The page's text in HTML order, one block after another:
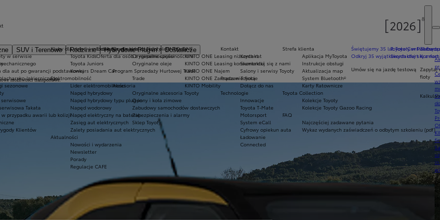
SUV i Terenowe Rodzinne Hybrydowe Plug-in
Dostawcze
Ekobonus dla hybryd Toyoty
Oferta dla osób z niepełnosprawnościami
Świętujemy 35 lat Toyoty w Polsce
Odkryj 35 wyjątkowych ofert
Umów się na jazdę testową
Kluby dla dzieci i młodzieży
Toyota Kids
Toyota Juniors
Konkurs Dream Car
Elektromobilność
Lider elektromobilności
Napęd hybrydowy
Napęd hybrydowy typu plug-in
Napęd wodorowy
Napęd elektryczny na baterię
Zasięg aut elektrycznych
Zalety posiadania aut elektrycznych
Aktualności
Nowości i wydarzenia
Newsletter
Porady
Regulacje CAFE
Kontakt
Kontakt
Skontaktuj się z nami
Salony i serwisy Toyoty
Praca w Toyocie
Dołącz do nas
Technologie
Innowacje
Toyota T-Mate
Motorsport
System eCall
Cyfrowy opiekun auta
Ładowanie
Connected
Toyota Central
Skontaktuj się z
KINTO ONE
KINTO ONE Leasing niższych rat
KINTO ONE Leasing konsumencki
KINTO ONE Najem
KINTO ONE Zarządzanie flotą
KINTO Mobility
Komfort
Zapytaj
floty
w serwisie
dla aut po gwarancji podstawowej
lakierniczego
sezonowe
serwisowe
Takata
w przypadku awarii lub kolizji
Klientów
Oryginalne części i oleje Toyoty
Oryginalne części
Oryginalne oleje
Program Sprzedaży Hurtowej Trade
Trade
Akcesoria
Oryginalne akcesoria Toyoty
Opony i koła zimowe
Zabudowy samochodów dostawczych
Zabezpieczenia i alarmy
Sklep Toyoty
Strefa klienta
Aplikacja MyToyota
Instrukcje obsługi
Aktualizacja map
System Bluetooth®
Karty Ratownicze
Toyota Collection
Kolekcje Toyoty
Kolekcje Toyoty Gazoo Racing
FAQ
Najczęściej zadawane pytania
Wykaz wydanych zaświadczeń o odbytym szkoleniu (pdf)
możliwości transportowe.